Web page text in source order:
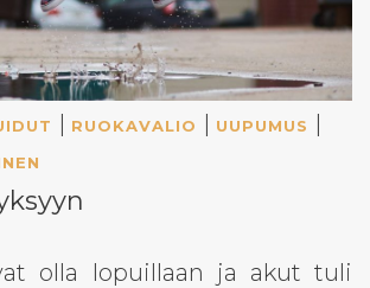
| RUOKAVALIO | UUPUMUS |
olla lopuillaan ja akut tuli